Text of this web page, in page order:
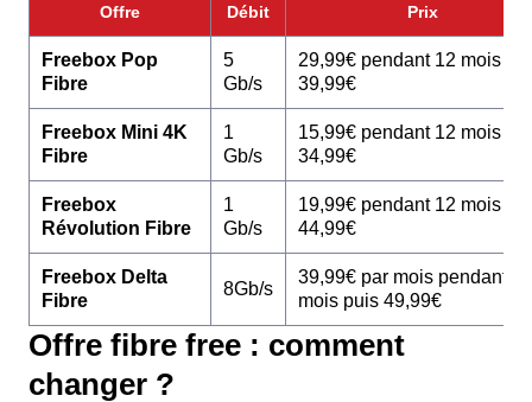
Offre Débit Prix
Freebox Pop
Fibre
5
Gb/s
29,99€ pendant 12 mois
39,99€
Freebox Mini 4K
Fibre
1
Gb/s
15,99€ pendant 12 mois
34,99€
Freebox
Révolution Fibre
1
Gb/s
19,99€ pendant 12 mois
44,99€
Freebox Delta
Fibre
8Gb/s
39,99€ par mois pendant 12
mois puis 49,99€
Offre fibre free : comment
changer ?